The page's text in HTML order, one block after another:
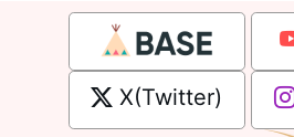
X(Twitter)